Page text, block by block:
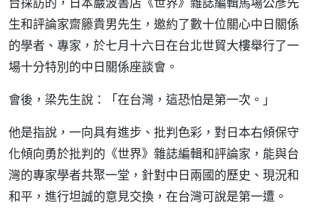
生和評論家齋籐貴男先生，邀約了數十位關心中日關係
的學者、專家，於七月十六日在台北世貿大樓舉行了一
場十分特別的中日關係座談會。
會後，梁先生說：「在台灣，這恐怕是第一次。」
他是指說，一向具有進步、批判色彩，對日本右傾保守
化傾向勇於批判的《世界》雜誌編輯和評論家，能與台
灣的專家學者共聚一堂，針對中日兩國的歷史、現況和
和平，進行坦誠的意見交換，在台灣可說是第一遭。